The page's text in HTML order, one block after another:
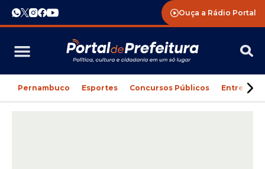
Ouça a Rádio Portal
Pernambuco Esportes Concursos Públicos